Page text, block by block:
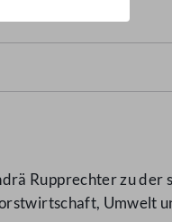
Rupprechter zu der
Umwelt